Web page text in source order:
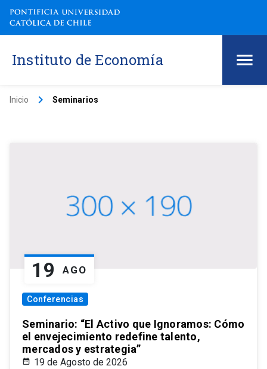
Instituto de Economía
Inicio keyboard_arrow_right Seminarios
19 AGO
Conferencias
Seminario: “El Activo que Ignoramos: Cómo
el envejecimiento redefine talento,
mercados y estrategia”
19 de Agosto de 2026